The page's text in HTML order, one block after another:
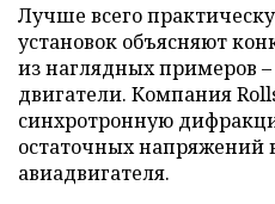
Лучше всего
установок объясняют
из наглядных примеров
двигатели. Компания
синхротронную
остаточных напряжений
авиадвигателя.